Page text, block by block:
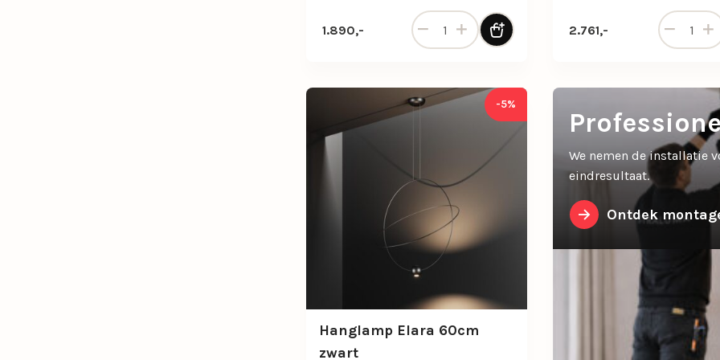
1.890,-
Hanglamp Brooklyn ovaal zwart aantal
2.761,-
-5%
Hanglamp Elara 60cm
zwart
We nemen de installatie
eindresultaat.
Ontdek